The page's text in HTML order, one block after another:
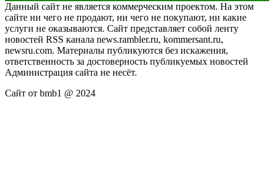
Данный сайт не является коммерческим проектом. На этом
сайте ни чего не продают, ни чего не покупают, ни какие
услуги не оказываются. Сайт представляет собой ленту
новостей RSS канала news.rambler.ru, kommersant.ru,
newsru.com. Материалы публикуются без искажения,
ответственность за достоверность публикуемых новостей
Администрация сайта не несёт.
Сайт от bmb1 @ 2024